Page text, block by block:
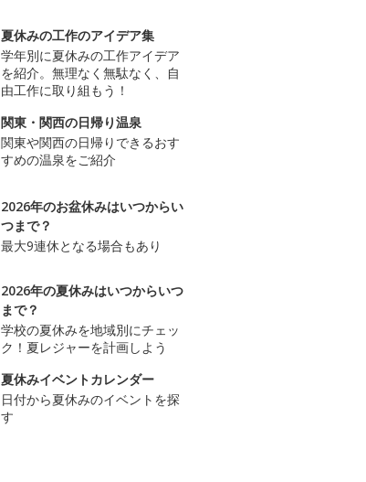
夏休みの工作のアイデア集
学年別に夏休みの工作アイデア
を紹介。無理なく無駄なく、自
由工作に取り組もう！
関東・関西の日帰り温泉
関東や関西の日帰りできるおす
すめの温泉をご紹介
2026年のお盆休みはいつからい
つまで？
最大9連休となる場合もあり
2026年の夏休みはいつからいつ
まで？
学校の夏休みを地域別にチェッ
ク！夏レジャーを計画しよう
夏休みイベントカレンダー
日付から夏休みのイベントを探
す